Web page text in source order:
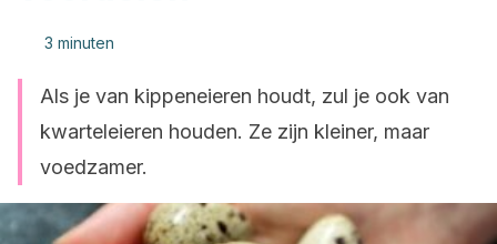
3 minuten
Als je van kippeneieren houdt, zul je ook van
kwarteleieren houden. Ze zijn kleiner, maar
voedzamer.